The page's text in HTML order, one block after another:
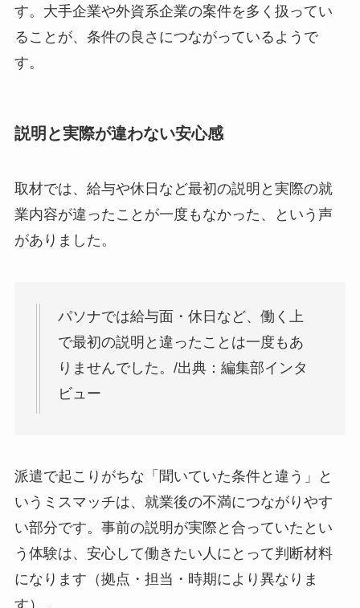
す。大手企業や外資系企業の案件を多く扱ってい
ることが、条件の良さにつながっているようで
す。
説明と実際が違わない安心感
取材では、給与や休日など最初の説明と実際の就
業内容が違ったことが一度もなかった、という声
がありました。
パソナでは給与面・休日など、働く上
で最初の説明と違ったことは一度もあ
りませんでした。/出典：編集部インタ
ビュー
派遣で起こりがちな「聞いていた条件と違う」と
いうミスマッチは、就業後の不満につながりやす
い部分です。事前の説明が実際と合っていたとい
う体験は、安心して働きたい人にとって判断材料
になります（拠点・担当・時期により異なりま